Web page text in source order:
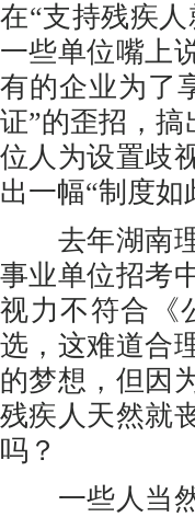
在“支持残疾
一些单位嘴上
有的企业为了
证”的歪招，搞
位人为设置歧
出一幅“制度
去年湖南理
事业单位招考
视力不符合《
选，这难道合
的梦想，但因
残疾人天然就
吗？
一些人当然